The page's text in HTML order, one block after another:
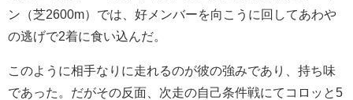
ン（芝2600m）では、好メンバーを向こうに回してあわや
の逃げで2着に食い込んだ。
このように相手なりに走れるのが彼の強みであり、持ち味
であった。だがその反面、次走の自己条件戦にてコロッと5